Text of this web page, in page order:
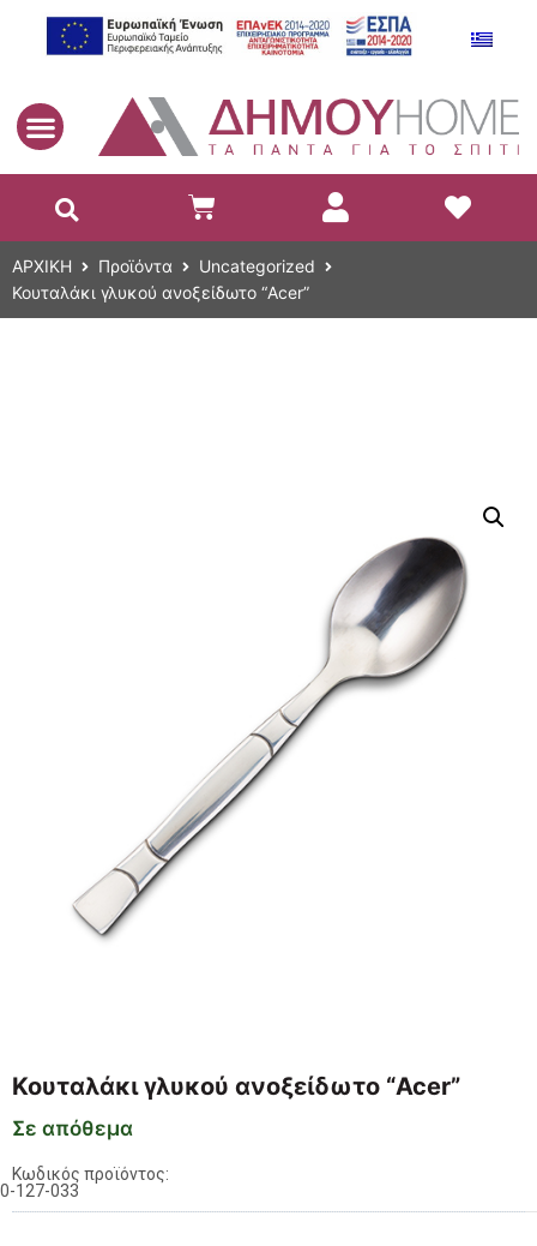
ΑΡΧΙΚΗ Προϊόντα
Uncategorized
Κουταλάκι γλυκού ανοξείδωτο “Acer”
Κουταλάκι γλυκού ανοξείδωτο “Acer”
Σε απόθεμα
Κωδικός προϊόντος:
127-033